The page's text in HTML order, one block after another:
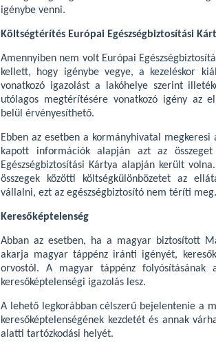
igénybe venni.
Költségtérítés Európai Egészségbiztosítási
Amennyiben nem volt Európai
kellett, hogy igénybe vegye, a kezeléskor
vonatkozó igazolást a lakóhelye szerint
utólagos megtérítésére vonatkozó igény az
belül érvényesíthető.
Ebben az esetben a kormányhivatal
kapott információk alapján azt az
Egészségbiztosítási Kártya alapján került
összegek közötti költségkülönbözetet az
vállalni, ezt az egészségbiztosító nem téríti meg.
Keresőképtelenség
Abban az esetben, ha a magyar biztosított
akarja magyar táppénz iránti igényét,
orvostól. A magyar táppénz
keresőképtelenségi igazolás lesz.
A lehető legkorábban célszerű bejelentenie a
keresőképtelenségének kezdetét és annak
alatti tartózkodási helyét.